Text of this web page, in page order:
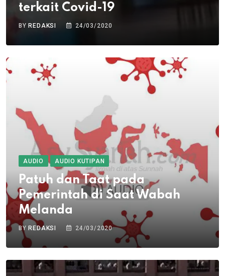
terkait Covid-19
BY REDAKSI 24/03/2020
AUDIO AUDIO KUTIPAN
Patuh dan Taat pada
Pemerintah di Saat Wabah
Melanda
BYREDAKSI 24/03/2020